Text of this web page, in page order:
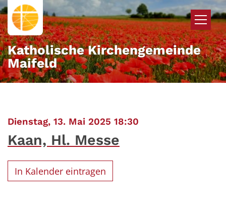
Zum Inhalt springen
Katholische Kirchengemeinde
Maifeld
Dienstag, 13. Mai 2025 18:30
Kaan, Hl. Messe
In Kalender eintragen